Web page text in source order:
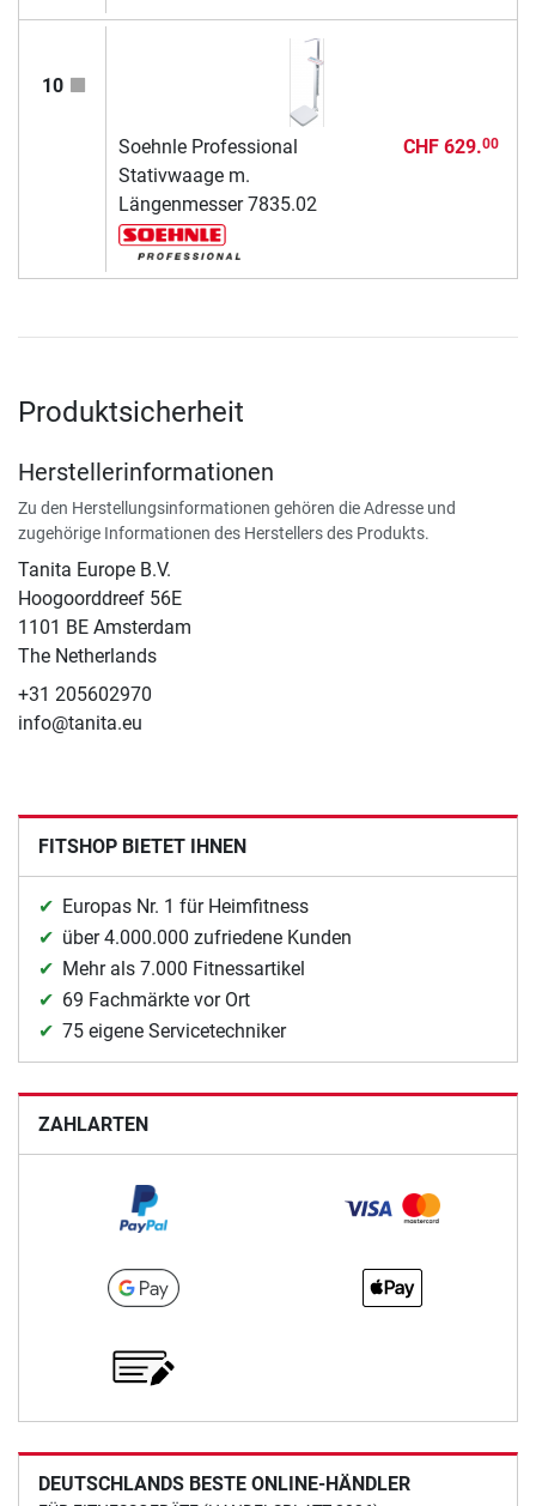
10
Soehnle Professional
Stativwaage m.
Längenmesser 7835.02
CHF 629.00
Produktsicherheit
Herstellerinformationen
Zu den Herstellungsinformationen gehören die Adresse und
zugehörige Informationen des Herstellers des Produkts.
Tanita Europe B.V.
Hoogoorddreef 56E
1101 BE Amsterdam
The Netherlands
+31 205602970
info@tanita.eu
FITSHOP BIETET IHNEN
Europas Nr. 1 für Heimfitness
über 4.000.000 zufriedene Kunden
Mehr als 7.000 Fitnessartikel
69 Fachmärkte vor Ort
75 eigene Servicetechniker
ZAHLARTEN
DEUTSCHLANDS BESTE ONLINE-HÄNDLER